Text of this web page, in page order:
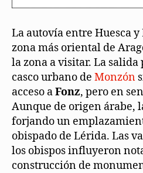
La autovía entre Huesca
zona más oriental de
la zona a visitar. La
casco urbano de Monzón
acceso aFonz, pero en
Aunque de origen árabe,
forjando un
obispado de Lérida. Las
los obispos influyeron
construcción de